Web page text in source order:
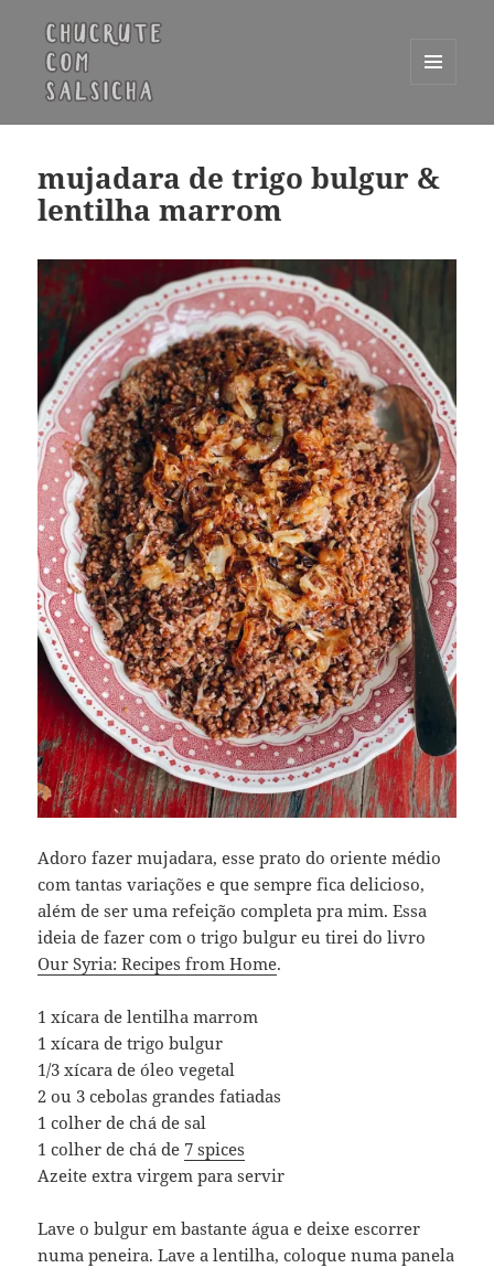
WIDGETS
mujadara de trigo bulgur &
lentilha marrom
Adoro fazer mujadara, esse prato do oriente médio
com tantas variações e que sempre fica delicioso,
além de ser uma refeição completa pra mim. Essa
ideia de fazer com o trigo bulgur eu tirei do livro
Our Syria: Recipes from Home.
1 xícara de lentilha marrom
1 xícara de trigo bulgur
1/3 xícara de óleo vegetal
2 ou 3 cebolas grandes fatiadas
1 colher de chá de sal
1 colher de chá de 7 spices
Azeite extra virgem para servir
Lave o bulgur em bastante água e deixe escorrer
numa peneira. Lave a lentilha, coloque numa panela